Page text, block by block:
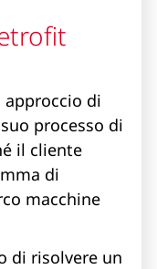
di
processo di
il cliente
di
macchine
di risolvere un